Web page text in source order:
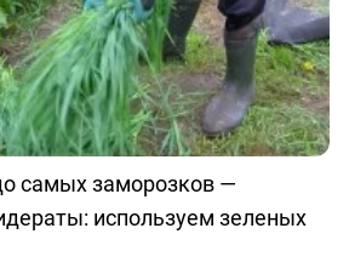
самых заморозков —
используем зеленых